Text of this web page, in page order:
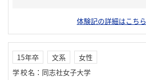
体験記の詳細はこちら
15年卒 文系
女性
学校名 ： 同志社女子大学